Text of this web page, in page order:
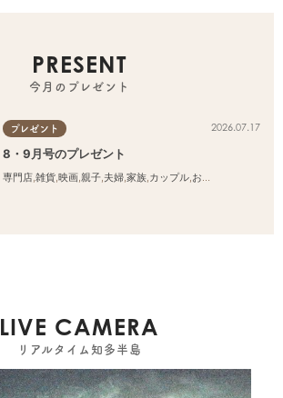
PRESENT
今月のプレゼント
プレゼント 2026.07.17
8・9月号のプレゼント
専門店,雑貨,映画,親子,夫婦,家族,カップル,おひとりさま
LIVE CAMERA
リアルタイム知多半島